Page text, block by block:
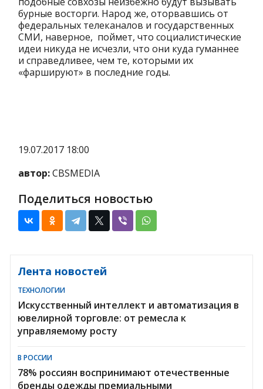
бурные восторги. Народ же, оторвавшись от
федеральных телеканалов и государственных
СМИ, наверное, поймет, что социалистические
идеи никуда не исчезли, что они куда гуманнее
и справедливее, чем те, которыми их
«фаршируют» в последние годы.
19.07.2017 18:00
автор:CBSMEDIA
Поделиться новостью
Лента новостей
ТЕХНОЛОГИИ
Искусственный интеллект и автоматизация в
ювелирной торговле: от ремесла к
управляемому росту
В РОССИИ
78% россиян воспринимают отечественные
бренды одежды премиальными